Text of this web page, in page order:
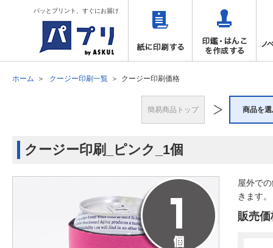
パッとプリント、すぐにお届け
ホーム クージー印刷一覧 クージー印刷価格
簡易商品トップ 商品を
クージー印刷_ピンク_1個
屋外で
きます
販売価